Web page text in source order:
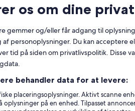
Flyrejser –
Billeje i
os om dine
gemmer og/eller får adgang til
personoplysninger. Du kan acceptere
tid på siden om privatlivspolitik. Disse
behandler data for at levere:
placeringsoplysninger. Aktivt scanne
oplysninger på en enhed. Tilpasset